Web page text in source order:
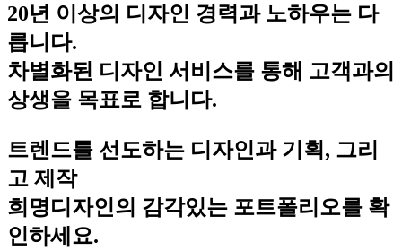
20년 이상의 디자인 경력과 노하우는 다
릅니다.
차별화된 디자인 서비스를 통해 고객과의
상생을 목표로 합니다.
트렌드를 선도하는 디자인과 기획, 그리
고 제작
희명디자인의 감각있는 포트폴리오를 확
인하세요.